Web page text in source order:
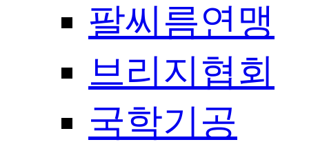
팔씨름연맹
브리지협회
국학기공